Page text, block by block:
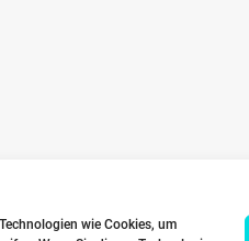
wie Cookies, um